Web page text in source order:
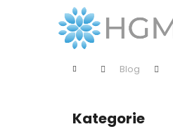
Domů Blog
Přeskočit
kategorie
Kategorie
Zpět
Zpět